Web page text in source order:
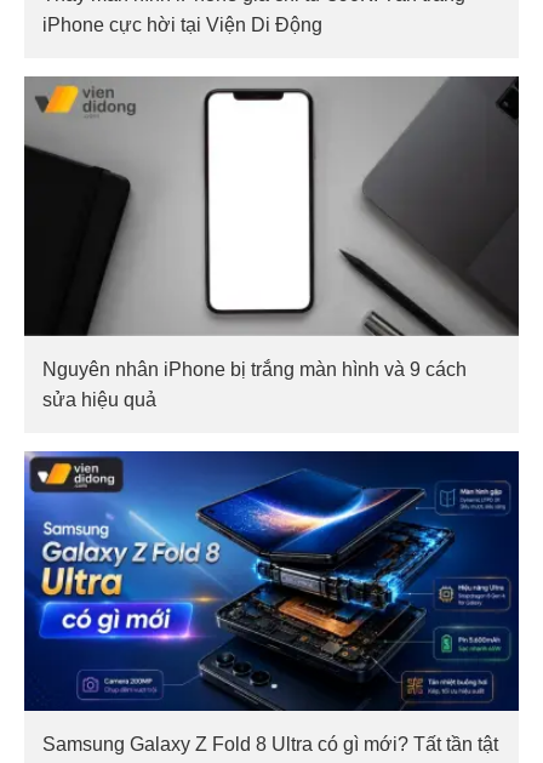
iPhone cực hời tại Viện Di Động
Nguyên nhân iPhone bị trắng màn hình và 9 cách
sửa hiệu quả
Samsung Galaxy Z Fold 8 Ultra có gì mới? Tất tần tật